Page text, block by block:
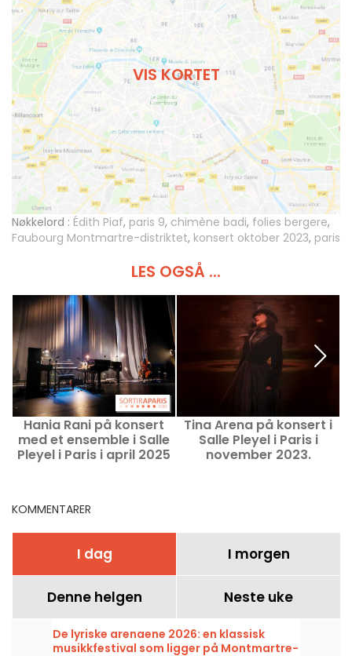
VIS KORTET
Nøkkelord : Édith Piaf, paris 9, chimène badi, folies bergere,
Faubourg Montmartre-distriktet, konsert oktober 2023, paris
LES OGSÅ ...
Hania Rani på konsert
med et ensemble i Salle
Pleyel i Paris i april 2025
Tina Arena på konsert i
Salle Pleyel i Paris i
november 2023.
KOMMENTARER
I dag I morgen
Denne helgen Neste uke
De lyriske arenaene 2026: en klassisk
musikkfestival som ligger på Montmartre-